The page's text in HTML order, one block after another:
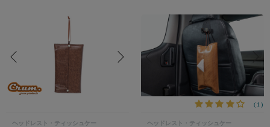
ヘッドレスト・ティッシュケー
(1)
ヘッドレスト・ティッシュケー